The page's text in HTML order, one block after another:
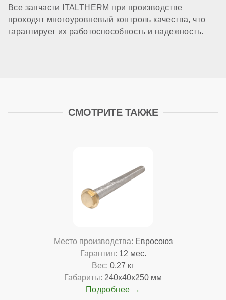
Все запчасти ITALTHERM при производстве
проходят многоуровневый контроль качества, что
гарантирует их работоспособность и надежность.
СМОТРИТЕ ТАКЖЕ
Место производства: Евросоюз
Гарантия: 12 мес.
Вес: 0,27 кг
Габариты: 240x40x250 мм
Подробнее